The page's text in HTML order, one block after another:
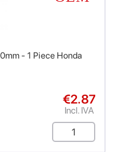
- 1 Piece Honda
€2.87
Incl. IVA